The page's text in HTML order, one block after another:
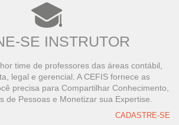
SE INSTRUTOR
time de professores das áreas contábil,
legal e gerencial. A CEFIS fornece as
precisa para Compartilhar Conhecimento,
de Pessoas e Monetizar sua Expertise.
CADASTRE-SE